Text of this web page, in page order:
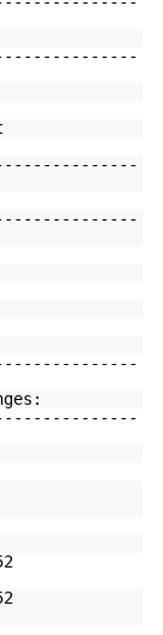
17:56:52